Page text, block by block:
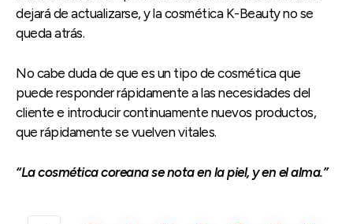
dejará de actualizarse, y la cosmética K-Beauty no se
queda atrás.
No cabe duda de que es un tipo de cosmética que
puede responder rápidamente a las necesidades del
cliente e introducir continuamente nuevos productos,
que rápidamente se vuelven vitales.
“La cosmética coreana se nota en la piel, y en el alma.”